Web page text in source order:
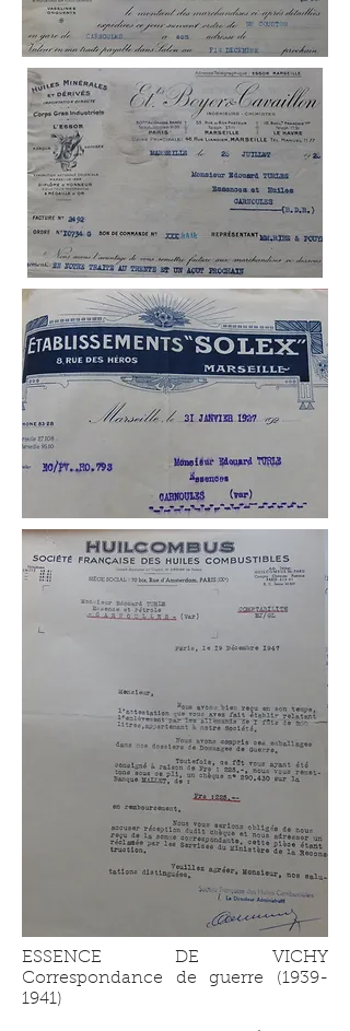
ESSENCE DE VICHY
Correspondance de guerre (1939-
1941)